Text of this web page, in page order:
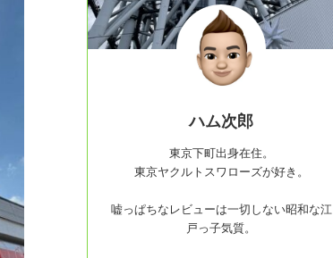
ハム次郎
東京下町出身在住。
東京ヤクルトスワローズが好き。
嘘っぱちなレビューは一切しない昭和な江
戸っ子気質。